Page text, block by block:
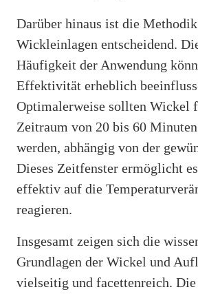
Darüber hinaus ist die
Wickleinlagen entscheidend.
Häufigkeit der Anwendung
Effektivität erheblich
Optimalerweise sollten Wickel
Zeitraum von 20 bis 60
werden, abhängig von der
Dieses Zeitfenster ermöglicht
effektiv auf die
reagieren.
Insgesamt zeigen sich die
Grundlagen der Wickel und
vielseitig und facettenreich.